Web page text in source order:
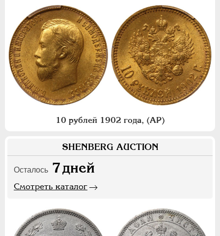
10 рублей 1902 года, (АР)
SHENBERG AUCTION
Осталось 7дней
Смотреть каталог